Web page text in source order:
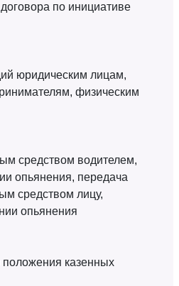
по инициативе
юридическим лицам,
физическим
средством водителем,
опьянения, передача
средством лицу,
опьянения
казенных